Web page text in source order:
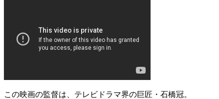
この映画の監督は、テレビドラマ界の巨匠・石橋冠。